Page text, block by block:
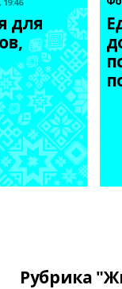
для
Рубрика